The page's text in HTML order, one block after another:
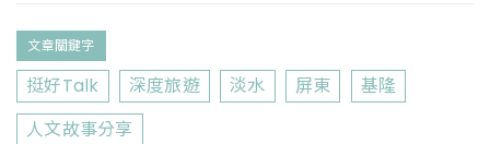
文章關鍵字
挺好Talk 深度旅遊 淡水 屏東
基隆
人文故事分享